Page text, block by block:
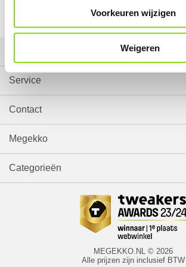
Voorkeuren wijzigen
Weigeren
Download specificatie sheet
Service
Contact
Megekko
Categorieën
MEGEKKO.NL © 2026
Alle prijzen zijn inclusief BTW